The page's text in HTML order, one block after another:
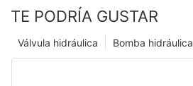
TE PODRÍA GUSTAR
Bomba hidráulica
Válvula hidráulica